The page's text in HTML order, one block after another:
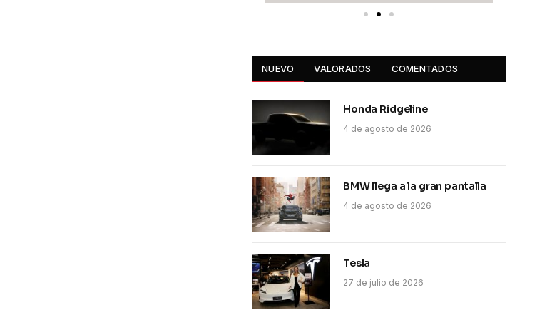
NUEVO VALORADOS COMENTADOS
Honda Ridgeline
4 de agosto de 2026
BMW llega a la gran pantalla
4 de agosto de 2026
Tesla
27 de julio de 2026